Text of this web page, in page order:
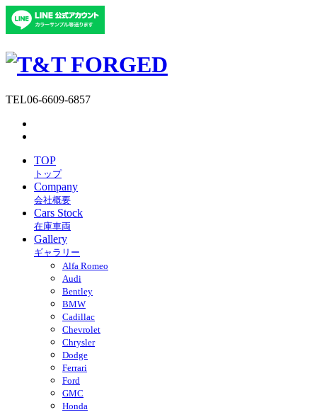
TEL06-6609-6857
TOP
トップ
Company
会社概要
Cars Stock
在庫車両
Gallery
ギャラリー
Alfa Romeo
Audi
Bentley
BMW
Cadillac
Chevrolet
Chrysler
Dodge
Ferrari
Ford
GMC
Honda